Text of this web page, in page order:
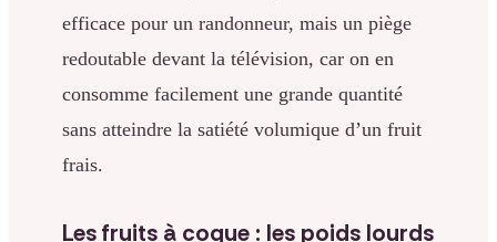
efficace pour un randonneur, mais un piège
redoutable devant la télévision, car on en
consomme facilement une grande quantité
sans atteindre la satiété volumique d’un fruit
frais.
Les fruits à coque : les poids lourds